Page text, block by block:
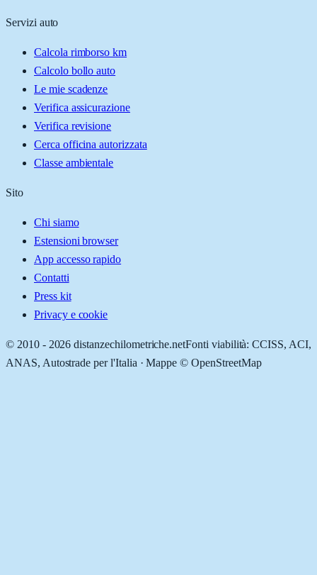
Servizi auto
Calcola rimborso km
Calcolo bollo auto
Le mie scadenze
Verifica assicurazione
Verifica revisione
Cerca officina autorizzata
Classe ambientale
Sito
Chi siamo
Estensioni browser
App accesso rapido
Contatti
Press kit
Privacy e cookie
© 2010 - 2026 distanzechilometriche.netFonti viabilità: CCISS, ACI,
ANAS, Autostrade per l'Italia · Mappe © OpenStreetMap